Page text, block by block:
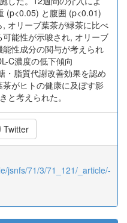
(p<0.05) と腹囲 (p<0.01)
オリーブ葉茶が緑茶に比べ
能性が示唆され, オリーブ
性成分の関与が考えられ
C濃度の低下傾向
・脂質代謝改善効果を認め
がヒトの健康に及ぼす影
と考えられた。
Twitter
jsnfs/71/3/71_121/_article/-